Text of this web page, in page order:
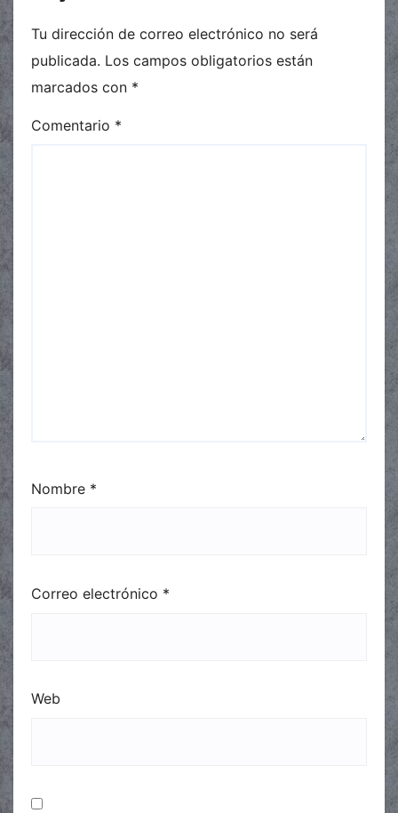
Tu dirección de correo electrónico no será
publicada. Los campos obligatorios están
marcados con *
Comentario *
Nombre *
Correo electrónico *
Web